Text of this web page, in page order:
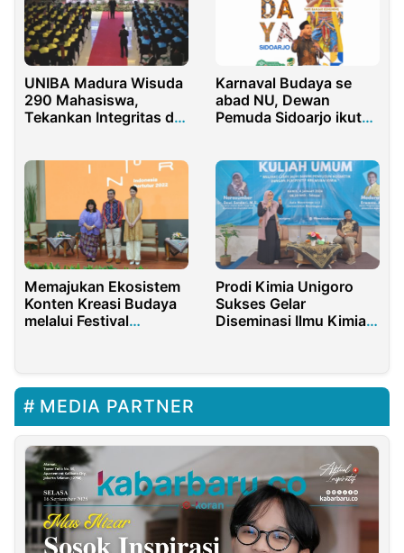
UNIBA Madura Wisuda
290 Mahasiswa,
Tekankan Integritas di
Karnaval Budaya se
abad NU, Dewan
Pemuda Sidoarjo ikut
Memajukan Ekosistem
Konten Kreasi Budaya
melalui Festival
Prodi Kimia Unigoro
Sukses Gelar
Diseminasi Ilmu Kimia
MEDIA PARTNER